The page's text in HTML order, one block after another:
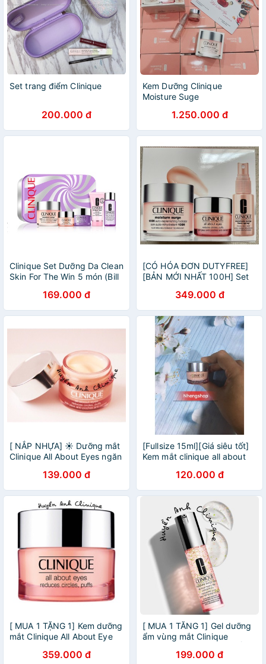
Set trang điểm Clinique
200.000 đ
Kem Dưỡng Clinique
Moisture Suge
1.250.000 đ
Clinique Set Dưỡng Da Clean
Skin For The Win 5 món (Bill
169.000 đ
[CÓ HÓA ĐƠN DUTYFREE]
[BẢN MỚI NHẤT 100H] Set
HYDRATION 3 sản phẩm
DATE 2023
349.000 đ
[ NẮP NHỰA] ☀ Dưỡng mắt
Clinique All About Eyes ngăn
139.000 đ
[Fullsize 15ml][Giá siêu tốt]
Kem mắt clinique all about
120.000 đ
[ MUA 1 TẶNG 1] Kem dưỡng
mắt Clinique All About Eye
359.000 đ
[ MUA 1 TĂNG 1] Gel dưỡng
ẩm vùng mắt Clinique
ANH CLINIQUE
199.000 đ